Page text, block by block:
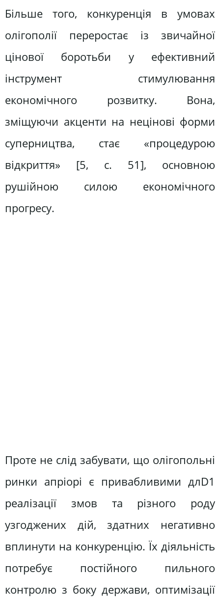
Більше того, конкуренція в умовах
олігополії переростає із звичайної
цінової боротьби у ефективний
інструмент стимулювання
економічного розвитку. Вона,
зміщуючи акценти на нецінові форми
суперництва, стає «процедурою
відкриття» [5, с. 51], основною
рушійною силою економічного
прогресу.
Проте не слід забувати, що олігопольні
ринки апріорі є привабливими длD1
реалізації змов та різного роду
узгоджених дій, здатних негативно
вплинути на конкуренцію. Їх діяльність
потребує постійного пильного
контролю з боку держави, оптимізації